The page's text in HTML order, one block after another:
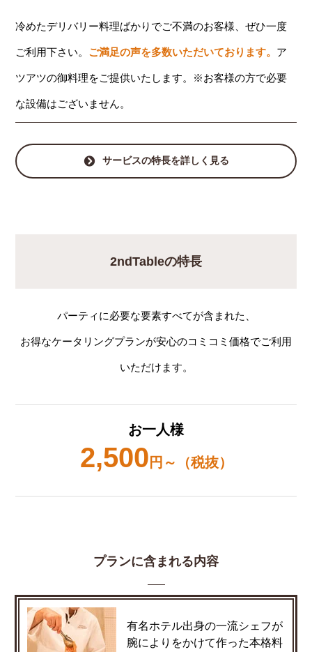
冷めたデリバリー料理ばかりでご不満のお客様、ぜひ一度
ご利用下さい。 ご満足の声を多数いただいております。 ア
ツアツの御料理をご提供いたします。※お客様の方で必要
な設備はございません。
サービスの特長を詳しく見る
2ndTableの特長
パーティに必要な要素すべてが含まれた、
お得なケータリングプランが安心のコミコミ価格でご利用
いただけます。
お一人様
2,500 円～（税抜）
プランに含まれる内容
有名ホテル出身の一流シェフが
腕によりをかけて作った本格料